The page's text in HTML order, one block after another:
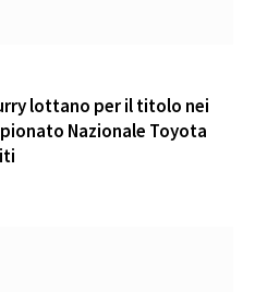
lottano per il titolo nei
Nazionale Toyota